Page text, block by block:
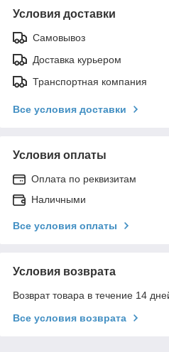
Условия доставки
Самовывоз
Доставка курьером
Транспортная компания
Все условия доставки
Условия оплаты
Оплата по реквизитам
Наличными
Все условия оплаты
Условия возврата
Возврат товара в течение 14
Все условия возврата